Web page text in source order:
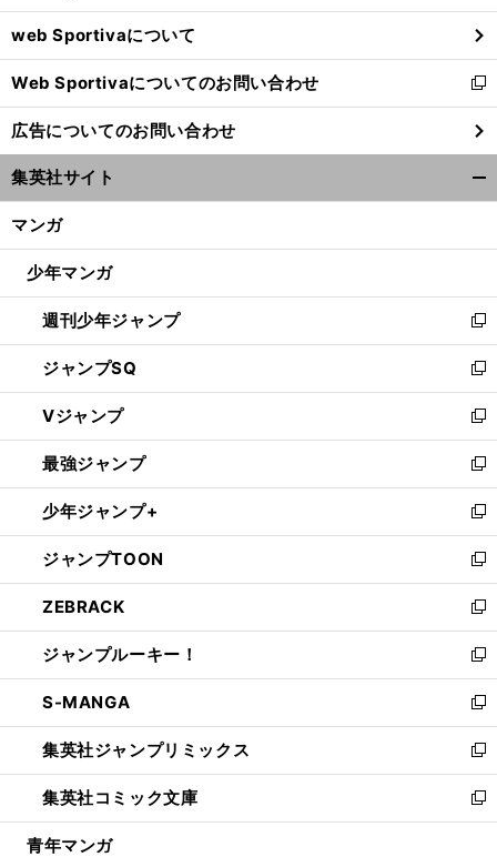
ウ
で
開
く
web Sportivaについて
Web Sportivaについてのお問い合わせ
新
し
い
ウ
ィ
ン
ウ
開
く
広告についてのお問い合わせ
集英社サイト
マンガ
少年マンガ
週刊少年ジャンプ
新
し
い
ウ
ィ
ン
ド
ウ
で
開
く
ジャンプSQ
新
し
い
ウ
ィ
ン
ド
ウ
で
開
く
Vジャンプ
新
し
い
ウ
ィ
ン
ド
ウ
で
開
く
最強ジャンプ
新
し
い
ウ
ィ
ン
ド
ウ
で
開
く
少年ジャンプ+
新
し
い
ウ
ィ
ン
ド
ウ
で
開
く
ジャンプTOON
新
し
い
ウ
ィ
ン
ド
ウ
で
開
く
ZEBRACK
新
し
い
ウ
ィ
ン
ド
ウ
で
開
ジャンプルーキー！
新
し
い
ウ
ィ
ン
ド
ウ
S-MANGA
新
し
い
ウ
ィ
ン
集英社ジャンプリミックス
新
し
い
ウ
集英社コミック文庫
新
し
青年マンガ